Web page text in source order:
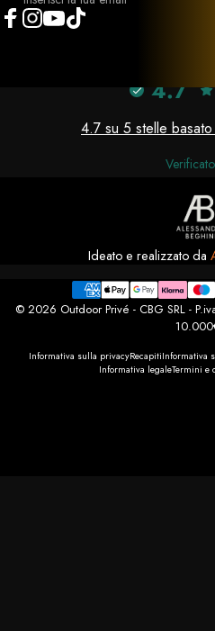
4.7
4.7 su 5 stelle
Verificato
Ideato e realizzato da
© 2026 Outdoor Privé - CBG SRL -
Informativa sulla privacyRecapitiInformativa
Informativa legaleTermini e